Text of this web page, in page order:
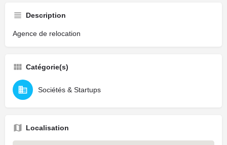
Description
Agence de relocation
Catégorie(s)
Sociétés & Startups
Localisation